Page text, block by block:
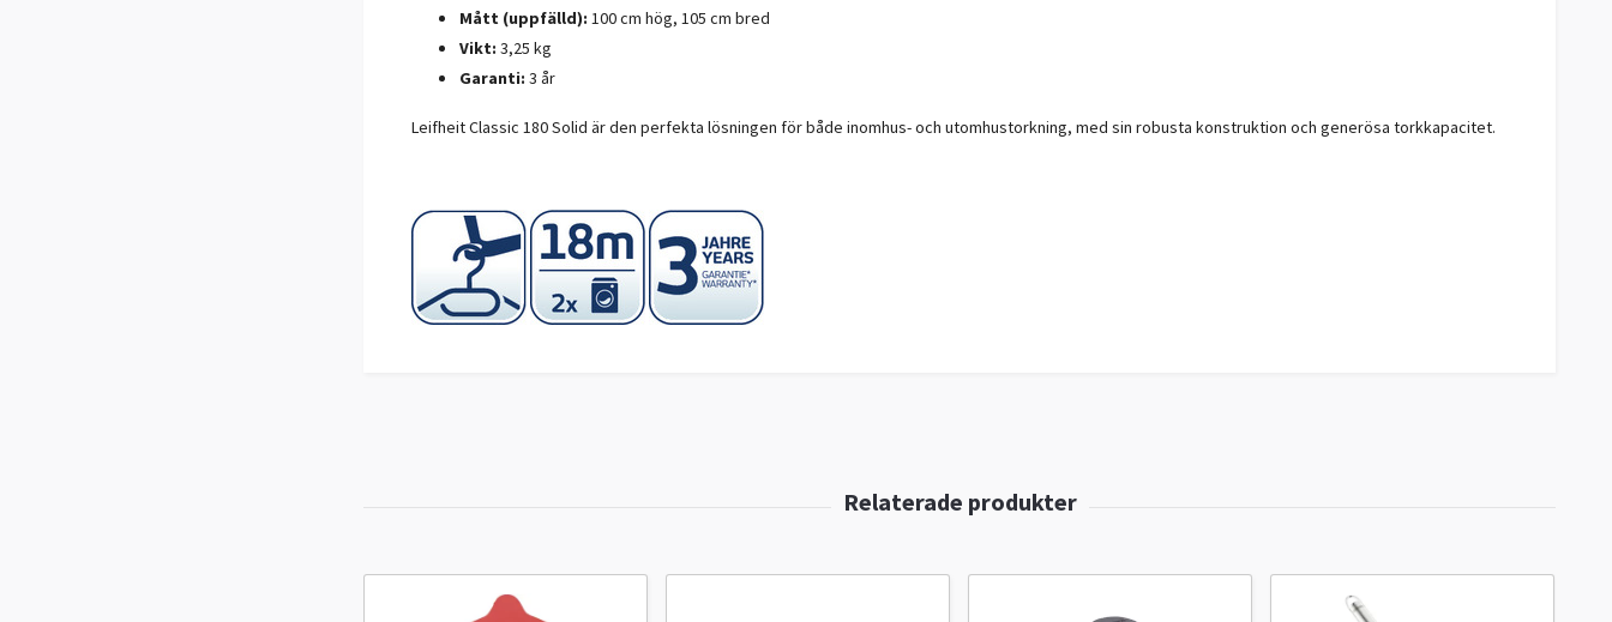
Mått (uppfälld): 100 cm hög, 105 cm bred
Vikt: 3,25 kg
Garanti: 3 år
Leifheit Classic 180 Solid är den perfekta lösningen för både inomhus- och utomhustorkning, med sin robusta konstruktion och generösa torkkapacitet.